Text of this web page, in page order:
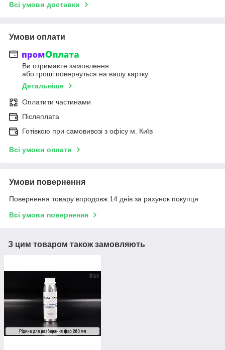
Всі умови доставки
Умови оплати
Ви отримаєте замовлення
або гроші повернуться на вашу картку
Детальніше
Оплатити частинами
Післяплата
Готівкою при самовивозі з офісу м. Київ
Всі умови оплати
Умови повернення
Повернення товару впродовж 14 днів за рахунок покупця
Всі умови повернення
З цим товаром також замовляють